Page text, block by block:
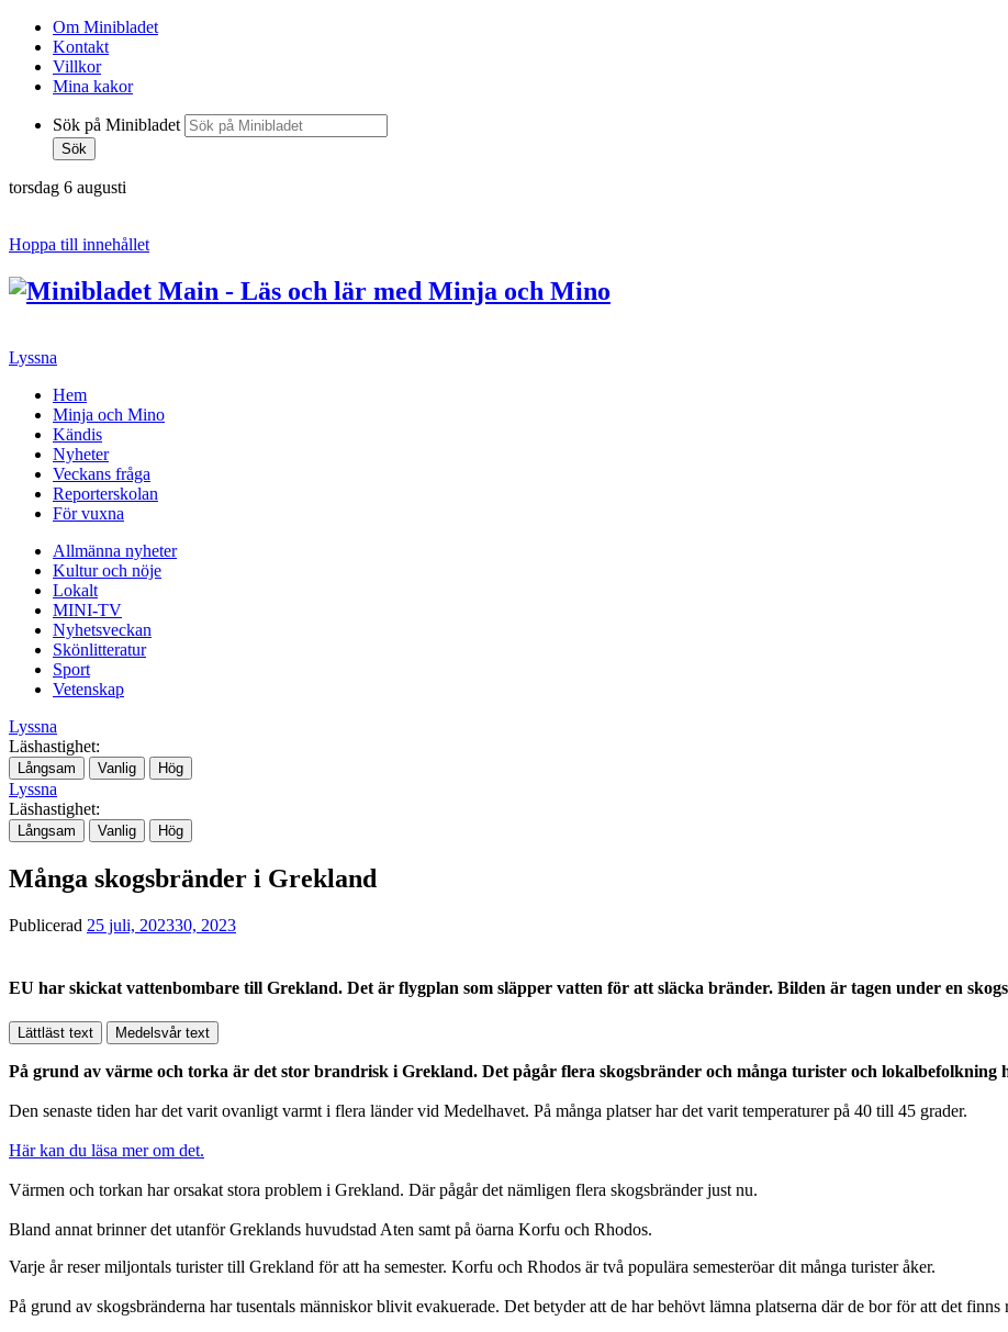
Om Minibladet
Kontakt
Villkor
Mina kakor
Sök på Minibladet
Sök
torsdag 6 augusti
Hoppa till innehållet
Lyssna
Hem
Minja och Mino
Kändis
Nyheter
Veckans fråga
Reporterskolan
För vuxna
Allmänna nyheter
Kultur och nöje
Lokalt
MINI-TV
Nyhetsveckan
Skönlitteratur
Sport
Vetenskap
Lyssna
Läshastighet:
Långsam Vanlig Hög
Lyssna
Läshastighet:
Långsam Vanlig Hög
Många skogsbränder i Grekland
Publicerad 25 juli, 202330, 2023
EU har skickat vattenbombare till Grekland. Det är flygplan som släpper vatten för att släcka bränder. Bilden är tagen under en
Lättläst text Medelsvår text
På grund av värme och torka är det stor brandrisk i Grekland. Det pågår flera skogsbränder och många turister och lokalbefolkning
Den senaste tiden har det varit ovanligt varmt i flera länder vid Medelhavet. På många platser har det varit temperaturer på 40 till 45 grader.
Här kan du läsa mer om det.
Värmen och torkan har orsakat stora problem i Grekland. Där pågår det nämligen flera skogsbränder just nu.
Bland annat brinner det utanför Greklands huvudstad Aten samt på öarna Korfu och Rhodos.
Varje år reser miljontals turister till Grekland för att ha semester. Korfu och Rhodos är två populära semesteröar dit många turister åker.
På grund av skogsbränderna har tusentals människor blivit evakuerade. Det betyder att de har behövt lämna platserna där de bor för att det